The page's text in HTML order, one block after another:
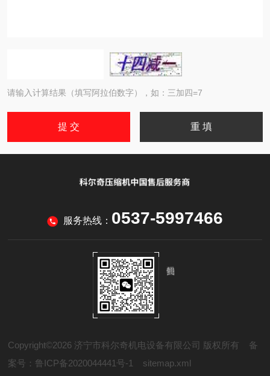
请输入计算结果（填写阿拉伯数字），如：三加四=7
服务热线： 0537-5997466
Copyright©2026 济宁市科尔奇机电设备有限公司 版权所有 备
案号：鲁ICP备2020044441号-1
sitemap.xml